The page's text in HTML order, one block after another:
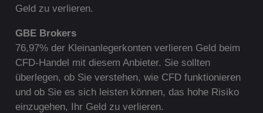
Geld zu verlieren.
GBE Brokers
76,97% der Kleinanlegerkonten verlieren Geld beim
CFD-Handel mit diesem Anbieter. Sie sollten
überlegen, ob Sie verstehen, wie CFD funktionieren
und ob Sie es sich leisten können, das hohe Risiko
einzugehen, Ihr Geld zu verlieren.